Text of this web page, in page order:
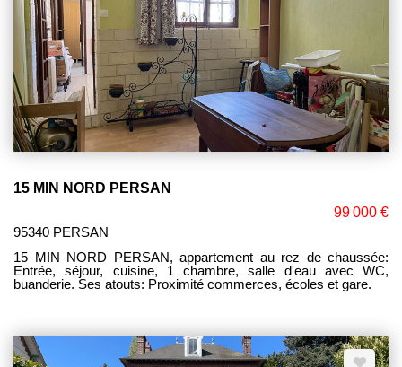
15 MIN NORD PERSAN
99 000 €
95340 PERSAN
15 MIN NORD PERSAN, appartement au rez de chaussée:
Entrée, séjour, cuisine, 1 chambre, salle d'eau avec WC,
buanderie. Ses atouts: Proximité commerces, écoles et gare.